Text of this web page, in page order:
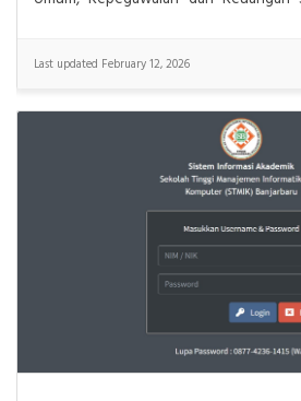
Last updated December 16, 2025